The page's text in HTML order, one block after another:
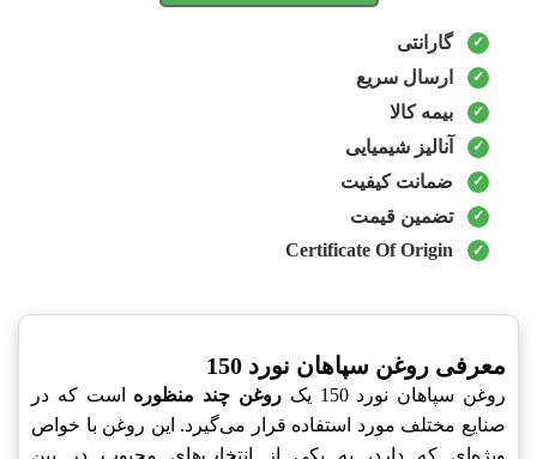
گارانتی
ارسال سریع
بیمه کالا
آنالیز شیمیایی
ضمانت کیفیت
تضمین قیمت
Certificate Of Origin
معرفی روغن سپاهان نورد 150
روغن سپاهان نورد 150 یک روغن چند منظوره است که در
صنایع مختلف مورد استفاده قرار می‌گیرد. این روغن با خواص